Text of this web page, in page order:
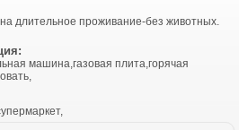
на длительное проживание-без животных.
машина,газовая плита,горячая